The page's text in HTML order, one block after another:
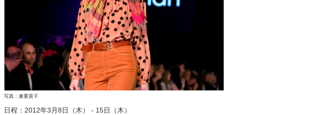
写真：兼重貴子
日程：2012年3月8日（木） - 15日（木）